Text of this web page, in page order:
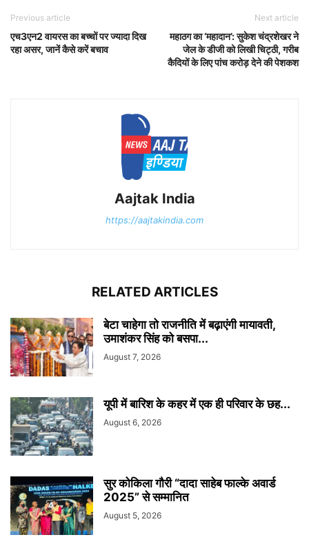
Previous article
एच3एन2 वायरस का बच्चों पर ज्यादा दिख
रहा असर, जानें कैसे करें बचाव
Next article
महाठग का ‘महादान’: सुकेश चंद्रशेखर ने
जेल के डीजी को लिखी चिट्ठी, गरीब
कैदियों के लिए पांच करोड़ देने की पेशकश
Aajtak India
https://aajtakindia.com
RELATED ARTICLES
बेटा चाहेगा तो राजनीति में बढ़ाएंगी मायावती,
उमाशंकर सिंह को बसपा...
August 7, 2026
यूपी में बारिश के कहर में एक ही परिवार के छह...
August 6, 2026
सुर कोकिला गौरी “दादा साहेब फाल्के अवार्ड
2025” से सम्मानित
August 5, 2026